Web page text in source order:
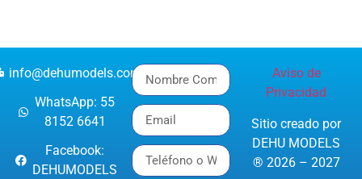
info@dehumodels.com
WhatsApp: 55
8152 6641
Facebook:
DEHUMODELS
Aviso de
Privacidad
Sitio creado por
DEHU MODELS
® 2026 – 2027